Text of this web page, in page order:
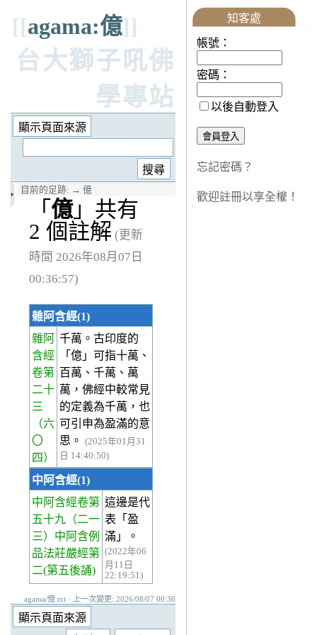
[[agama:億]]
台大獅子吼佛
學專站
目前的足跡: → 億
「 億」共有
2 個註解 (更新
時間 2026年08月07日
00:36:57)
雜阿含經(1)
雜阿
含經
卷第
二十
三
（六
〇
四）
千萬。古印度的
「億」可指十萬、
百萬、千萬、萬
萬，佛經中較常見
的定義為千萬，也
可引申為盈滿的意
思。
(2025年01月31
日 14:40:50)
中阿含經(1)
中阿含經卷第
五十九 （二一
三）中阿含例
品法莊嚴經第
二(第五後誦)
這邊是代
表「盈
滿」。
(2022年06
月11日
22:19:51)
agama/億.txt · 上一次變更: 2026/08/07 00:36
知客處
帳號：
密碼：
以後自動登入
忘記密碼？
歡迎註冊以享全權！